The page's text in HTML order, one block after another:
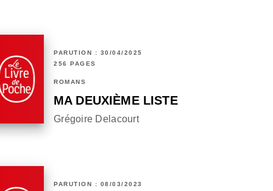
PARUTION : 30/04/2025
256 PAGES
ROMANS
MA DEUXIÈME LISTE
Grégoire Delacourt
PARUTION : 08/03/2023